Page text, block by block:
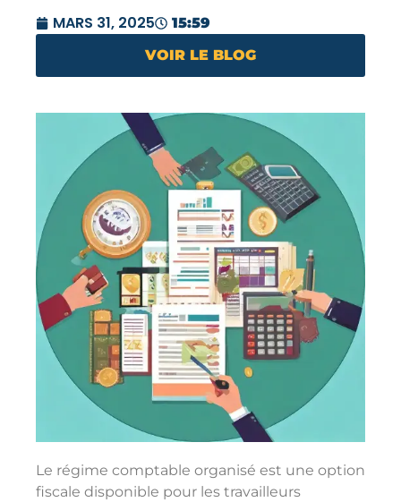
MARS 31, 2025
15:59
VOIR LE BLOG
Le régime comptable organisé est une option
fiscale disponible pour les travailleurs